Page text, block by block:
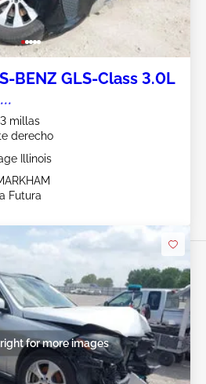
BENZ GLS-Class 3.0L
millas
derecho
Illinois
Futura
for more images